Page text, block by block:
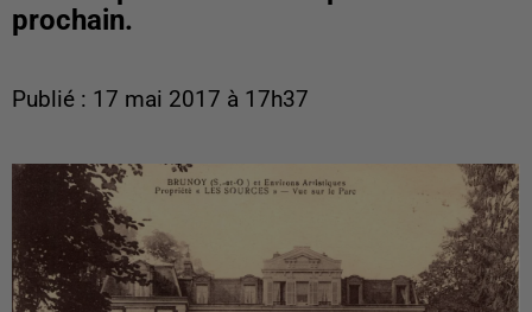
prochain.
Publié : 17 mai 2017 à 17h37